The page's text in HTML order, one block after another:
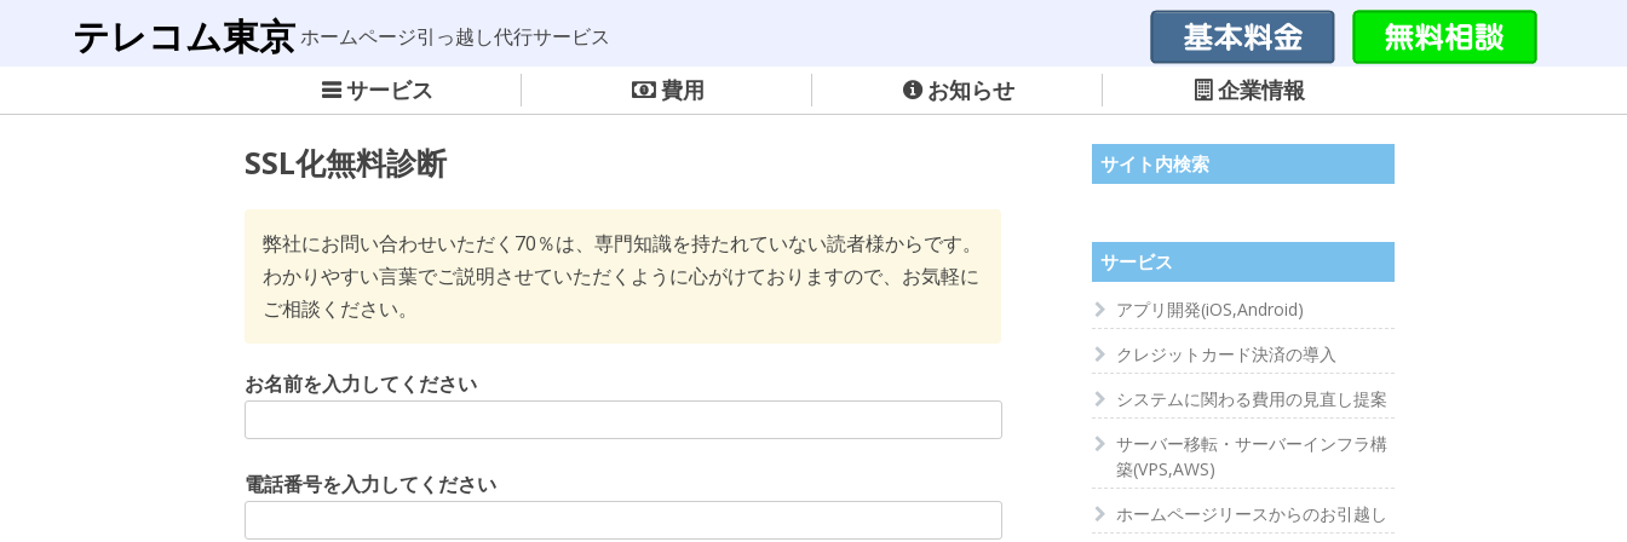
テレコム東京ホームページ引っ越し代行サービス
サービス 費用 お知らせ 企業情報
SSL化無料診断
弊社にお問い合わせいただく70％は、専門知識を持たれていない読者様からです。
わかりやすい言葉でご説明させていただくように心がけておりますので、お気軽に
ご相談ください。
お名前を入力してください
電話番号を入力してください
サイト内検索
サービス
アプリ開発(iOS,Android)
クレジットカード決済の導入
システムに関わる費用の見直し提案
サーバー移転・サーバーインフラ構
築(VPS,AWS)
ホームページリースからのお引越し